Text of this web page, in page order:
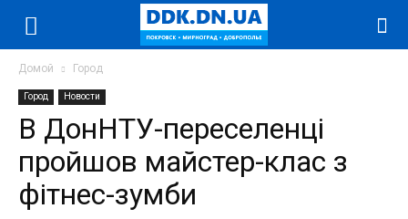
Домой Город
Город Новости
В ДонНТУ-переселенці
пройшов майстер-клас з
фітнес-зумби